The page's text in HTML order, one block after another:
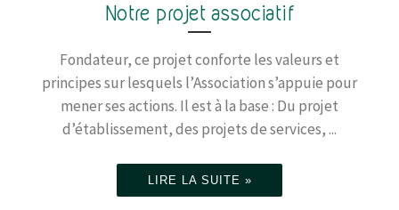
Notre projet associatif
Fondateur, ce projet conforte les valeurs et
principes sur lesquels l’Association s’appuie pour
mener ses actions. Il est à la base : Du projet
d’établissement, des projets de services, ...
LIRE LA SUITE »